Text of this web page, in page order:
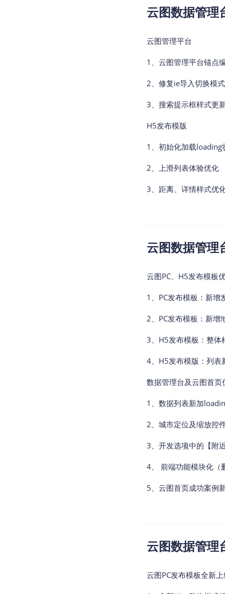
云图数据管
云图管理平台
1、云图管理平台锚点
2、修复ie导入切换模
3、搜索提示框样式更
H5发布模版
1、初始化加载loading
2、上滑列表体验优化
3、距离、详情样式优
云图数据管
云图PC、H5发布模板
1、PC发布模板：新增
2、PC发布模板：新增
3、H5发布模板：整体
4、H5发布模版：列表
数据管理台及云图首页
1、数据列表新加
2、城市定位及缩放控
3、开发选项中的【附
4、 前端功能模块化（
5、云图首页成功案例
云图数据管
云图PC发布模板全新